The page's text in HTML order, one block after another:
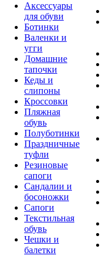
Аксессуары
для обуви
Ботинки
Валенки и
угги
Домашние
тапочки
Кеды и
слипоны
Кроссовки
Пляжная
обувь
Полуботинки
Праздничные
туфли
Резиновые
сапоги
Сандалии и
босоножки
Сапоги
Текстильная
обувь
Чешки и
балетки